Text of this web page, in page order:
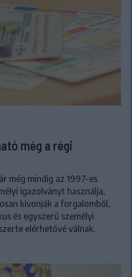
még a régi
még mindig az 1997-es
igazolványt használja,
kivonják a forgalomból,
és egyszerű személyi
elérhetővé válnak.